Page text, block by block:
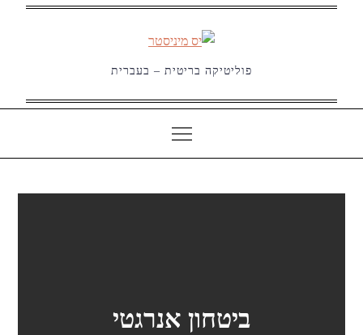
פוליטיקה בריטית – בעברית
ביטחון אנרגטי